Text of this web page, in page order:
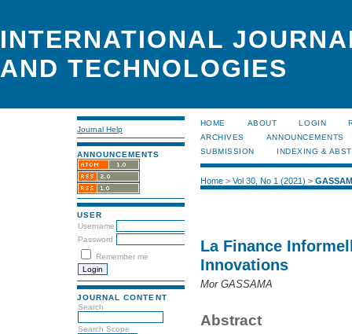
INTERNATIONAL
AND TECHNOLOGIES
Journal Help
ANNOUNCEMENTS
USER
Username
Password
Remember me
JOURNAL CONTENT
Search
Search Scope
HOME ABOUT LOGIN
ARCHIVES
ANNOUNCEMENTS
SUBMISSION
INDEXING &
Home> Vol 30, No 1 (2021) >
La Finance
Innovations
Mor GASSAMA
Abstract